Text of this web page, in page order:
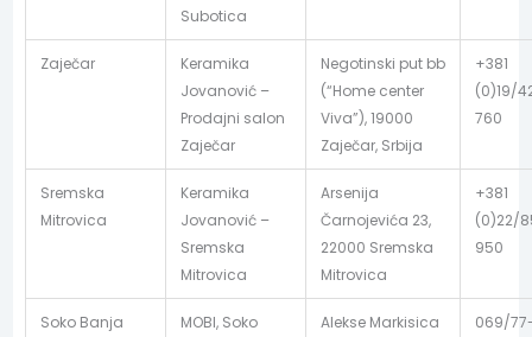
Subotica
Zaječar
Keramika
Jovanović –
Prodajni salon
Zaječar
Negotinski put bb
(“Home center
Viva”), 19000
Zaječar, Srbija
+381
(0)19/
760
Sremska
Mitrovica
Keramika
Jovanović –
Sremska
Mitrovica
Arsenija
Čarnojevića 23,
22000 Sremska
Mitrovica
+381
(0)22/
950
Soko Banja
MOBI, Soko
Alekse Markisica
069/